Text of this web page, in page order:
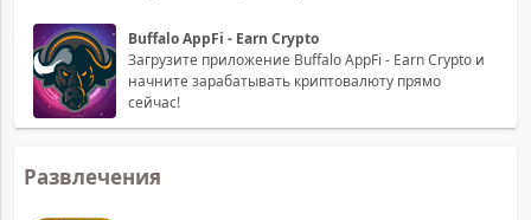
Buffalo AppFi - Earn Crypto
Загрузите приложение Buffalo AppFi - Earn Crypto и
начните зарабатывать криптовалюту прямо
сейчас!
Развлечения